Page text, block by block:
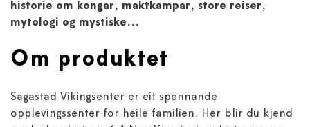
historie om kongar, maktkampar, store reiser,
mytologi og mystiske...
Om produktet
Sagastad Vikingsenter er eit spennande
opplevingssenter for heile familien. Her blir du kjend